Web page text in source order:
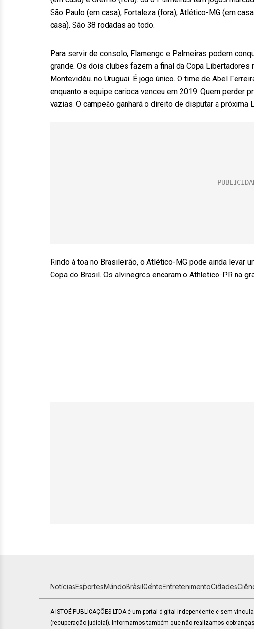
São Paulo (em casa), Fortaleza (fora), Atlético-MG (em
casa). São 38 rodadas ao todo.
Para servir de consolo, Flamengo e Palmeiras podem
grande. Os dois clubes fazem a final da Copa
Montevidéu, no Uruguai. É jogo único. O time de Abel
enquanto a equipe carioca venceu em 2019. Quem perder
vazias. O campeão ganhará o direito de disputar a próxima
Rindo à toa no Brasileirão, o Atlético-MG pode ainda levar
Copa do Brasil. Os alvinegros encaram o Athletico-PR na
NotíciasEsportesMundoBrasilGenteEntretenimentoCidades
A ISTOÉ PUBLICAÇÕES LTDA é um portal digital independente e sem
(recuperação judicial). Informamos também que não realizamos